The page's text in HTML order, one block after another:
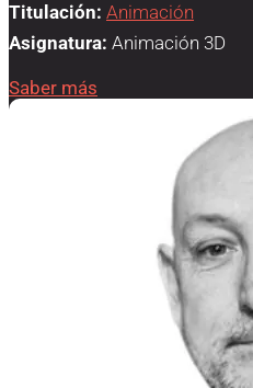
Titulación: Animación
Asignatura: Animación 3D
Saber más